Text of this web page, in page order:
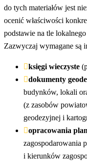
do tych materiałów jest
ocenić właściwości
podstawie na tle
Zazwyczaj wymagane są
księgi wieczyste
dokumenty
budynków, lokali
(z zasobów
geodezyjnej i
opracowania
zagospodarowania
i kierunków